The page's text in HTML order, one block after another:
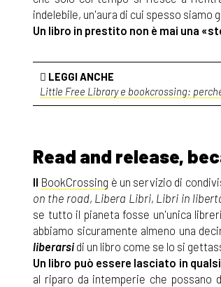
indelebile, un'aura di cui spesso siamo
Un libro in prestito non è mai una
LEGGI ANCHE
Little Free Library e bookcrossing:
Read and release,
Il BookCrossing è un servizio di
on the road, Libera Libri, Libri in
se tutto il pianeta fosse un'unica
abbiamo sicuramente almeno una
liberarsi di un libro come se lo si
Un libro può essere lasciato in
al riparo da intemperie che possano